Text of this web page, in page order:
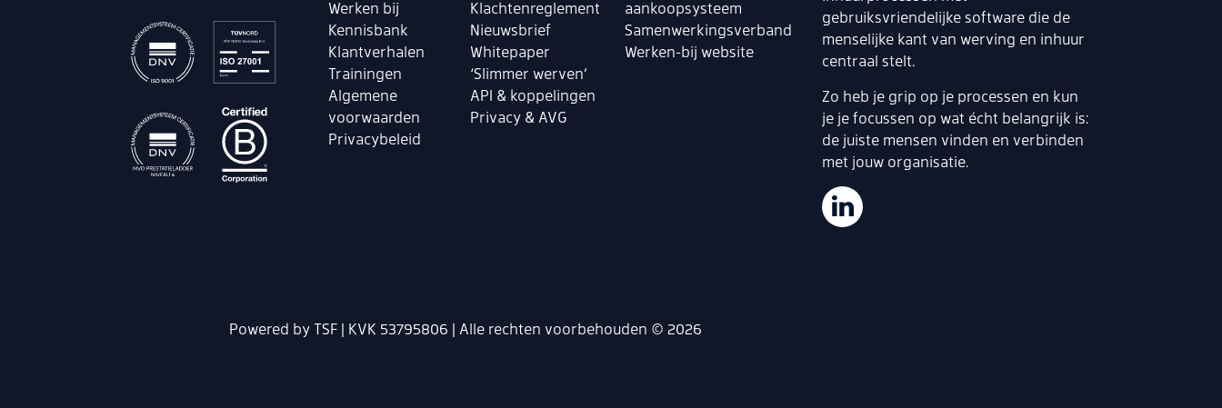
Werken bij
Kennisbank
Klantverhalen
Trainingen
Algemene
voorwaarden
Privacybeleid
Klachtenreglement
Nieuwsbrief
Whitepaper
‘Slimmer werven’
API & koppelingen
Privacy & AVG
aankoopsysteem
Samenwerkingsverband
Werken-bij website
gebruiksvriendelijke software die de
menselijke kant van werving en inhuur
centraal stelt.
Zo heb je grip op je processen en kun
je je focussen op wat écht belangrijk is:
de juiste mensen vinden en verbinden
met jouw organisatie.
Powered by TSF | KVK 53795806 | Alle rechten voorbehouden © 2026